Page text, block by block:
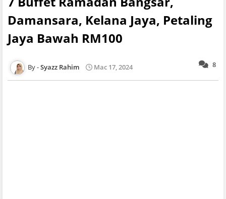
Damansara, Kelana Jaya, Petaling
Jaya Bawah RM100
8
Syazz Rahim Mac 17, 2024